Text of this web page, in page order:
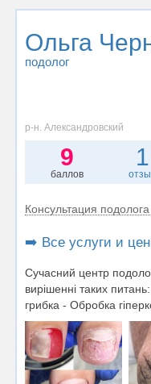
Ольга
подолог
р-н. Александровский
9
баллов
1
Консультация подолога
➡️ Все услуги и
Сучасний центр
вирішенні таких
грибка - Обробка